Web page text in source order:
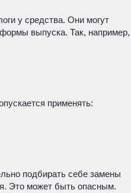
у средства. Они могут
выпуска. Так, например,
применять:
подбирать себе замены
Это может быть опасным.